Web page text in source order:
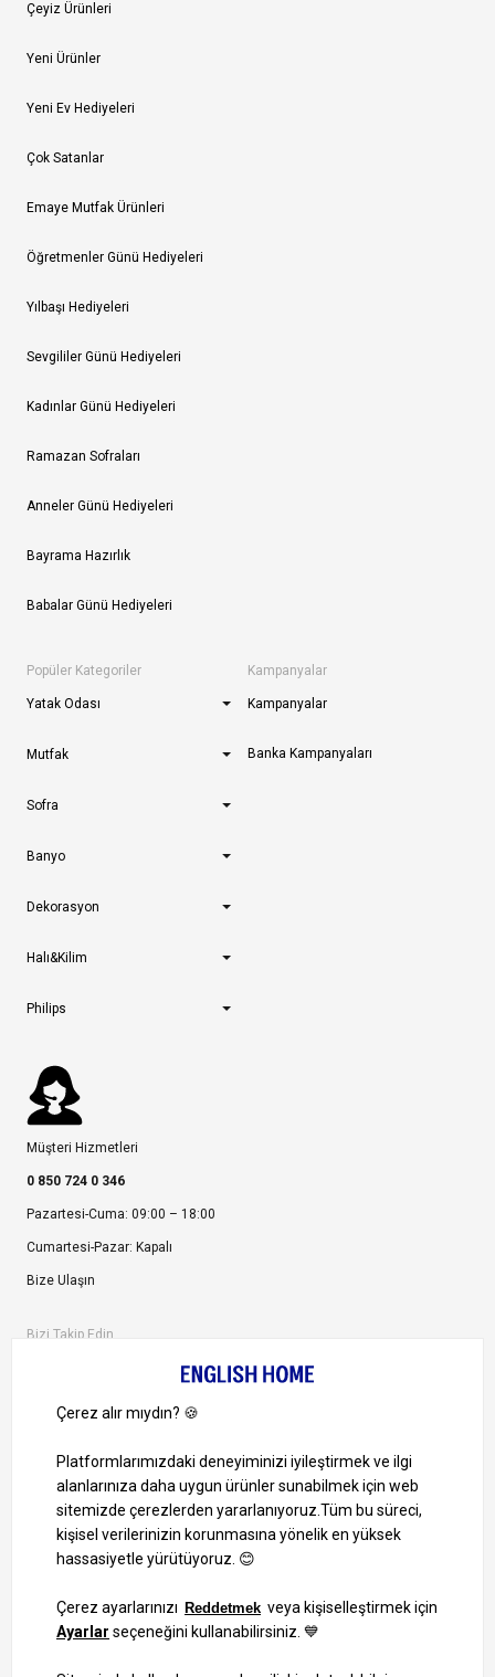
Çeyiz Ürünleri
Yeni Ürünler
Yeni Ev Hediyeleri
Çok Satanlar
Emaye Mutfak Ürünleri
Öğretmenler Günü Hediyeleri
Yılbaşı Hediyeleri
Sevgililer Günü Hediyeleri
Kadınlar Günü Hediyeleri
Ramazan Sofraları
Anneler Günü Hediyeleri
Bayrama Hazırlık
Babalar Günü Hediyeleri
Popüler Kategoriler
Yatak Odası
Mutfak
Sofra
Banyo
Dekorasyon
Halı&Kilim
Philips
Kampanyalar
Kampanyalar
Banka Kampanyaları
Müşteri Hizmetleri
0 850 724 0 346
Pazartesi-Cuma: 09:00 – 18:00
Cumartesi-Pazar: Kapalı
Bize Ulaşın
Bizi Takip Edin
1000 TL ve Üzeri Alışverişlerinizde Kargo Bedava!
Bilgi Toplum Hizmetleri
KVKK Veri İşleme Politikamız